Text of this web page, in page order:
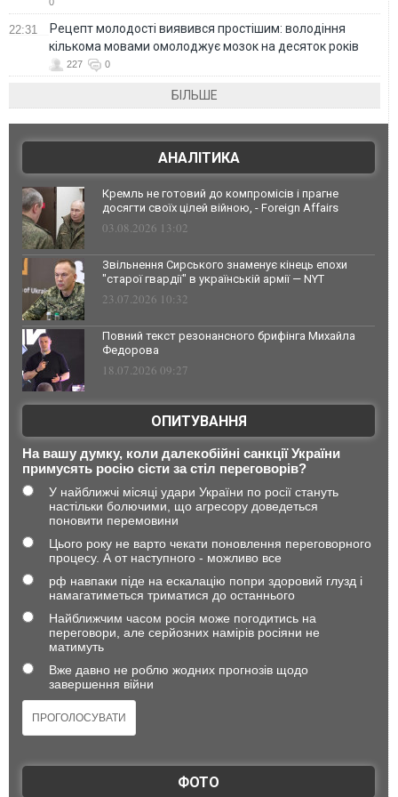
22:31
Рецепт молодості виявився простішим: володіння
кількома мовами омолоджує мозок на десяток років
227 0
БІЛЬШЕ
АНАЛІТИКА
Кремль не готовий до компромісів і прагне
досягти своїх цілей війною, - Foreign Affairs
03.08.2026 13:02
Звільнення Сирського знаменує кінець епохи
"старої гвардії" в українській армії — NYT
23.07.2026 10:32
Повний текст резонансного брифінга Михайла
Федорова
18.07.2026 09:27
ОПИТУВАННЯ
На вашу думку, коли далекобійні санкції України
примусять росію сісти за стіл переговорів?
У найближчі місяці удари України по росії стануть
настільки болючими, що агресору доведеться
поновити перемовини
Цього року не варто чекати поновлення переговорного
процесу. А от наступного - можливо все
рф навпаки піде на ескалацію попри здоровий глузд і
намагатиметься триматися до останнього
Найближчим часом росія може погодитись на
переговори, але серйозних намірів росіяни не
матимуть
Вже давно не роблю жодних прогнозів щодо
завершення війни
ФОТО